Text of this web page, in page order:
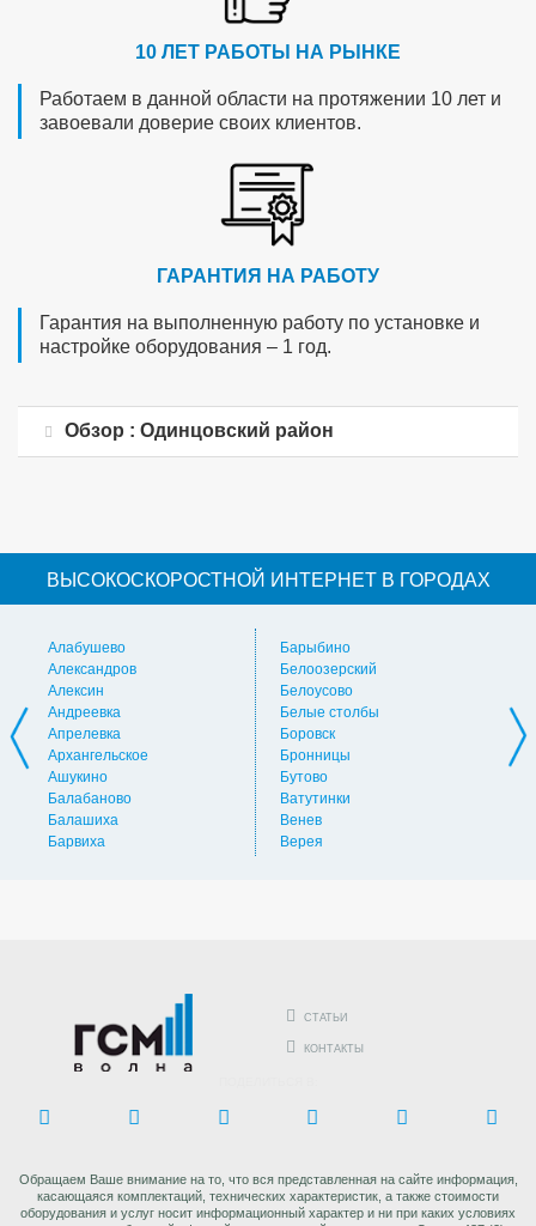
10 ЛЕТ РАБОТЫ НА РЫНКЕ
Работаем в данной области на протяжении 10 лет и
завоевали доверие своих клиентов.
ГАРАНТИЯ НА РАБОТУ
Гарантия на выполненную работу по установке и
настройке оборудования – 1 год.
Обзор : Одинцовский район
ВЫСОКОСКОРОСТНОЙ ИНТЕРНЕТ В ГОРОДАХ
Алабушево
Александров
Алексин
Андреевка
Апрелевка
Архангельское
Ашукино
Балабаново
Балашиха
Барвиха
Барыбино
Белоозерский
Белоусово
Белые столбы
Боровск
Бронницы
Бутово
Ватутинки
Венев
Верея
СТАТЬИ
КОНТАКТЫ
Обращаем Ваше внимание на то, что вся представленная на сайте информация,
касающаяся комплектаций, технических характеристик, а также стоимости
оборудования и услуг носит информационный характер и ни при каких условиях